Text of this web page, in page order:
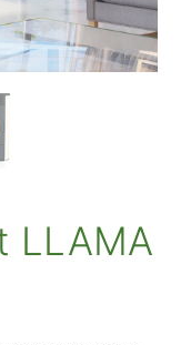
LLAMA